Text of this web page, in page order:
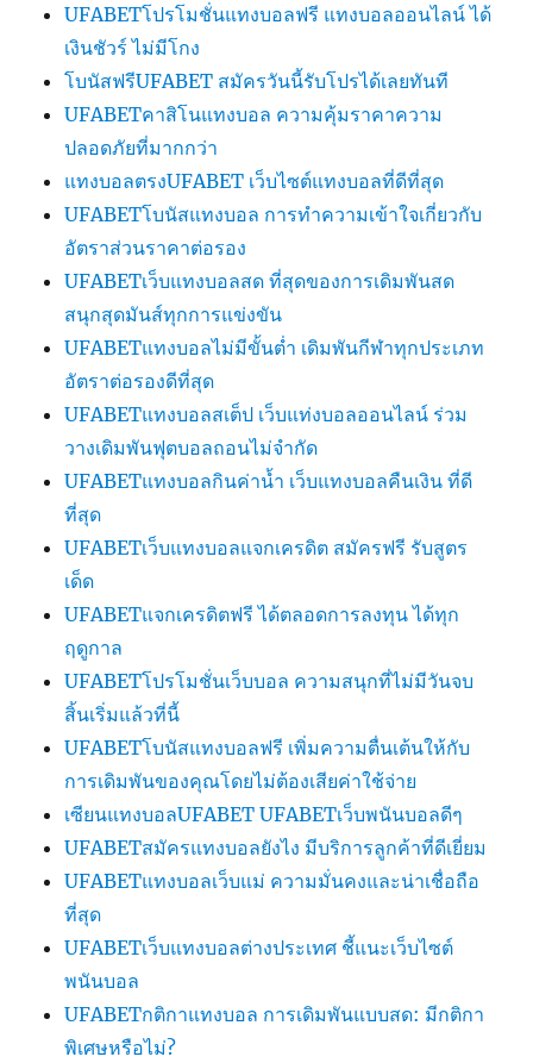
UFABETโปรโมชั่นแทงบอลฟรี แทงบอลออนไลน์ ได้
เงินชัวร์ ไม่มีโกง
โบนัสฟรีUFABET สมัครวันนี้รับโปรได้เลยทันที
UFABETคาสิโนแทงบอล ความคุ้มราคาความ
ปลอดภัยที่มากกว่า
แทงบอลตรงUFABET เว็บไซต์แทงบอลที่ดีที่สุด
UFABETโบนัสแทงบอล การทำความเข้าใจเกี่ยวกับ
อัตราส่วนราคาต่อรอง
UFABETเว็บแทงบอลสด ที่สุดของการเดิมพันสด
สนุกสุดมันส์ทุกการแข่งขัน
UFABETแทงบอลไม่มีขั้นต่ำ เดิมพันกีฬาทุกประเภท
อัตราต่อรองดีที่สุด
UFABETแทงบอลสเต็ป เว็บแท่งบอลออนไลน์ ร่วม
วางเดิมพันฟุตบอลถอนไม่จำกัด
UFABETแทงบอลกินค่าน้ำ เว็บแทงบอลคืนเงิน ที่ดี
ที่สุด
UFABETเว็บแทงบอลแจกเครดิต สมัครฟรี รับสูตร
เด็ด
UFABETแจกเครดิตฟรี ได้ตลอดการลงทุน ได้ทุก
ฤดูกาล
UFABETโปรโมชั่นเว็บบอล ความสนุกที่ไม่มีวันจบ
สิ้นเริ่มแล้วที่นี้
UFABETโบนัสแทงบอลฟรี เพิ่มความตื่นเต้นให้กับ
การเดิมพันของคุณโดยไม่ต้องเสียค่าใช้จ่าย
เซียนแทงบอลUFABET UFABETเว็บพนันบอลดีๆ
UFABETสมัครแทงบอลยังไง มีบริการลูกค้าที่ดีเยี่ยม
UFABETแทงบอลเว็บแม่ ความมั่นคงและน่าเชื่อถือ
ที่สุด
UFABETเว็บแทงบอลต่างประเทศ ชี้แนะเว็บไซต์
พนันบอล
UFABETกติกาแทงบอล การเดิมพันแบบสด: มีกติกา
พิเศษหรือไม่?